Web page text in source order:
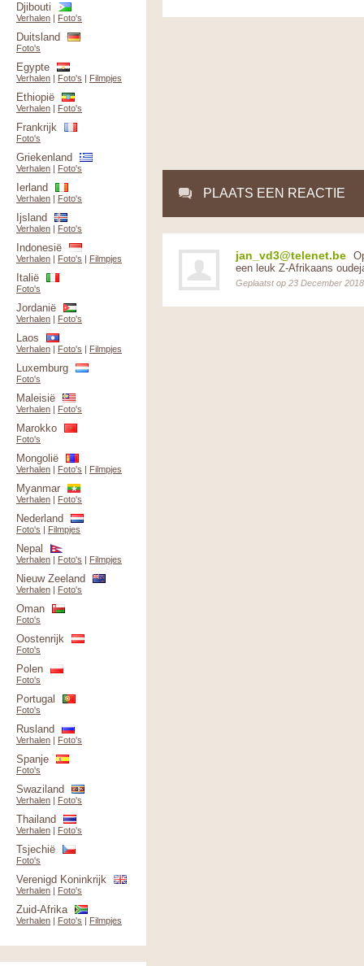
PLAATS EEN REACTIE
jan_vd3@telenet.be
een leuk Z-Afrikaans
Geplaatst op 23 December 2018
Djibouti
Verhalen | Foto's
Duitsland
Foto's
Egypte
Verhalen | Foto's | Filmpjes
Ethiopië
Verhalen | Foto's
Frankrijk
Foto's
Griekenland
Verhalen | Foto's
Ierland
Verhalen | Foto's
Ijsland
Verhalen | Foto's
Indonesië
Verhalen | Foto's | Filmpjes
Italië
Foto's
Jordanië
Verhalen | Foto's
Laos
Verhalen | Foto's | Filmpjes
Luxemburg
Foto's
Maleisië
Verhalen | Foto's
Marokko
Foto's
Mongolië
Verhalen | Foto's | Filmpjes
Myanmar
Verhalen | Foto's
Nederland
Foto's | Filmpjes
Nepal
Verhalen | Foto's | Filmpjes
Nieuw Zeeland
Verhalen | Foto's
Oman
Foto's
Oostenrijk
Foto's
Polen
Foto's
Portugal
Foto's
Rusland
Verhalen | Foto's
Spanje
Foto's
Swaziland
Verhalen | Foto's
Thailand
Verhalen | Foto's
Tsjechië
Foto's
Verenigd Koninkrijk
Verhalen | Foto's
Zuid-Afrika
Verhalen | Foto's | Filmpjes